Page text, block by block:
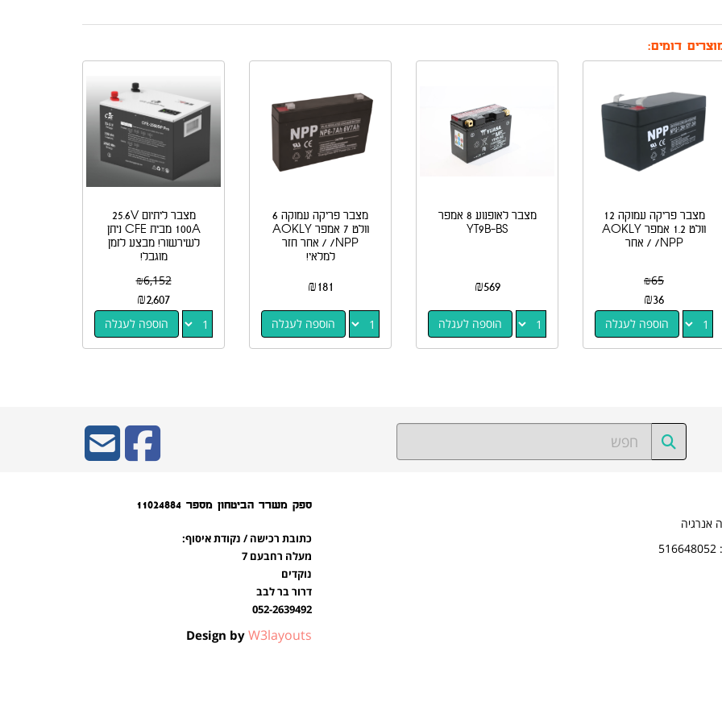
דומים:
מצבר פריקה עמוקה 12
וולט 1.2 אמפר AOKLY
/NPP / אחר
₪65
₪36
הוספה לעגלה
מצבר לאופנוע 8 אמפר
YT9B-BS
₪569
הוספה לעגלה
מצבר פריקה עמוקה 6
וולט 7 אמפר AOKLY
/NPP / אחר חזר
למלאי!
₪181
הוספה לעגלה
מצבר ליתיום 25.6V
100A מבית CFE ניתן
לשירשור! מבצע לזמן
מוגבל!
₪6,152
₪2,607
הוספה לעגלה
אנרגיה
ספק משרד הביטחון מספר 11024884
כתובת רכישה / נקודת איסוף:
מעלה רחבעם 7
נוקדים
דרור בר לבב
052-2639492
Design by W3layouts